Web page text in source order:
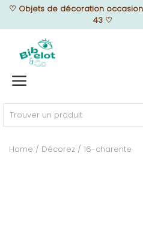
♡ Objets de décoration
43♡
Home
MEUBLEZ
Home Décorez 16-charente